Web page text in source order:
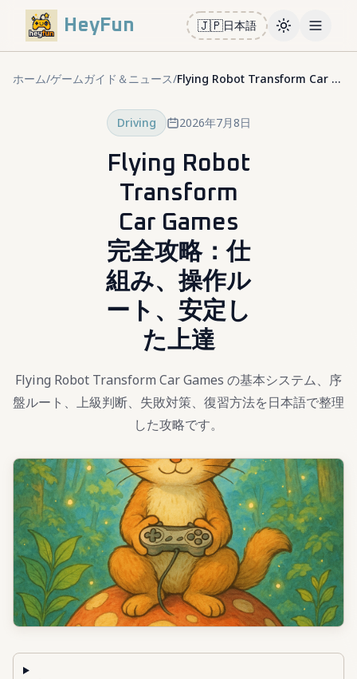
HeyFun 🇯🇵日本語 ToggleOpen
ホーム/ゲームガイド＆ニュース/ Flying Robot Transform Car Games 完全攻略：仕組み、操作ルート、安定した上達
Driving 2026年7月8日
Flying Robot
Transform
Car Games
完全攻略：仕
組み、操作ル
ート、安定し
た上達
Flying Robot Transform Car Games の基本システム、序
盤ルート、上級判断、失敗対策、復習方法を日本語で整理
した攻略です。